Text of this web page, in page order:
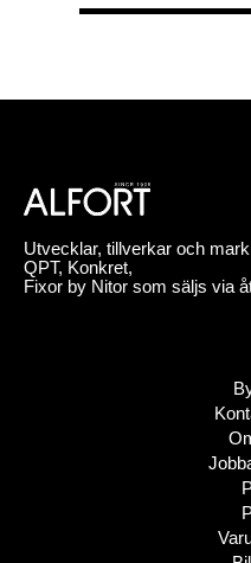
Utvecklar, tillverkar och
QPT, Konkret,
Fixor by Nitor som säljs via